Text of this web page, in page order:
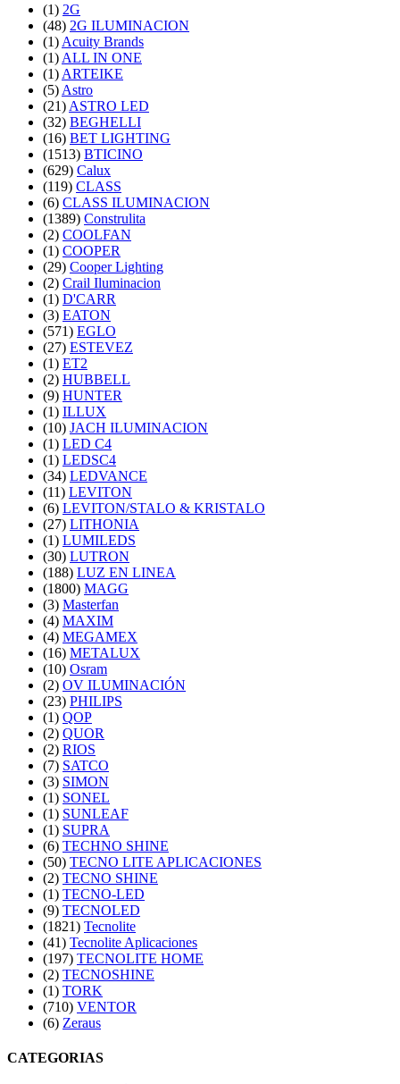
(1) 2G
(48) 2G ILUMINACION
(1) Acuity Brands
(1) ALL IN ONE
(1) ARTEIKE
(5) Astro
(21) ASTRO LED
(32) BEGHELLI
(16) BET LIGHTING
(1513) BTICINO
(629) Calux
(119) CLASS
(6) CLASS ILUMINACION
(1389) Construlita
(2) COOLFAN
(1) COOPER
(29) Cooper Lighting
(2) Crail Iluminacion
(1) D'CARR
(3) EATON
(571) EGLO
(27) ESTEVEZ
(1) ET2
(2) HUBBELL
(9) HUNTER
(1) ILLUX
(10) JACH ILUMINACION
(1) LED C4
(1) LEDSC4
(34) LEDVANCE
(11) LEVITON
(6) LEVITON/STALO & KRISTALO
(27) LITHONIA
(1) LUMILEDS
(30) LUTRON
(188) LUZ EN LINEA
(1800) MAGG
(3) Masterfan
(4) MAXIM
(4) MEGAMEX
(16) METALUX
(10) Osram
(2) OV ILUMINACIÓN
(23) PHILIPS
(1) QOP
(2) QUOR
(2) RIOS
(7) SATCO
(3) SIMON
(1) SONEL
(1) SUNLEAF
(1) SUPRA
(6) TECHNO SHINE
(50) TECNO LITE APLICACIONES
(2) TECNO SHINE
(1) TECNO-LED
(9) TECNOLED
(1821) Tecnolite
(41) Tecnolite Aplicaciones
(197) TECNOLITE HOME
(2) TECNOSHINE
(1) TORK
(710) VENTOR
(6) Zeraus
CATEGORIAS